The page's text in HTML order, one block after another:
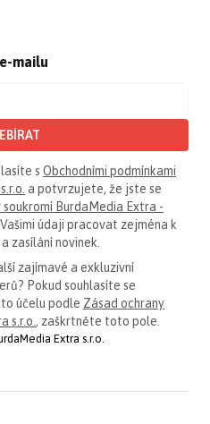
mailu
s Obchodními podmínkami
a potvrzujete, že jste se
soukromí BurdaMedia Extra -
údaji pracovat zejména k
zasílání novinek.
zajímavé a exkluzivní
Pokud souhlasíte se
účelu podle Zásad ochrany
s.r.o., zaškrtněte toto pole.
Extra s.r.o.